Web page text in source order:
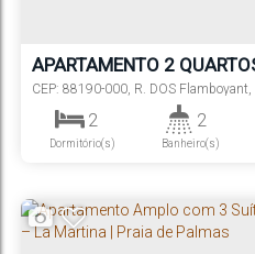
APARTAMENTO 2
PALMAS | 1 VAGA |
RESIDENCE
CEP: 88190-000, R. DOS Flamboyant,
Brasil
2
Dormitório(s)
2
Banheiro(s)